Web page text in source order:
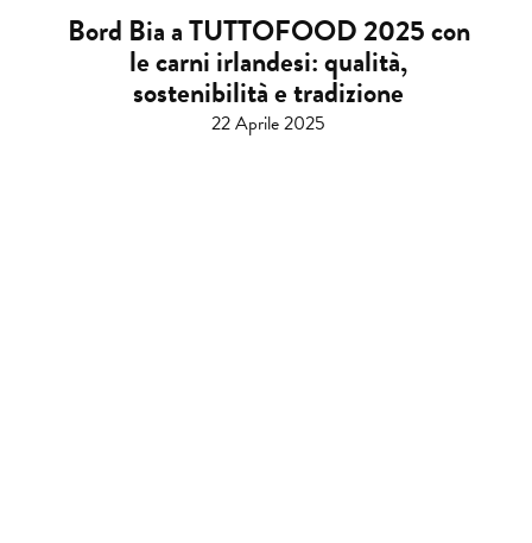
Bord Bia a TUTTOFOOD 2025 con
le carni irlandesi: qualità,
sostenibilità e tradizione
22 Aprile 2025